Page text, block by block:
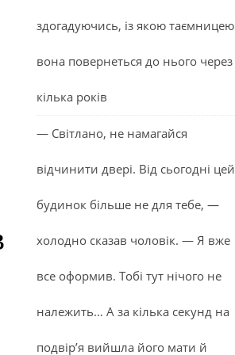
здогадуючись, із якою таємницею
вона повернеться до нього через
кілька років
— Світлано, не намагайся
відчинити двері. Від сьогодні цей
будинок більше не для тебе, —
холодно сказав чоловік. — Я вже
все оформив. Тобі тут нічого не
належить… А за кілька секунд на
подвір’я вийшла його мати й